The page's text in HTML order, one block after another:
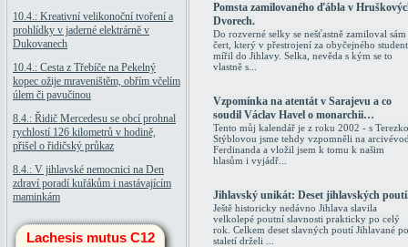
10.4.: Kreativní velikonoční tvoření a
prohlídky v jaderné elektrárně v
Dukovanech
10.4.: Cesta z Třebíče na Pekelný
kopec ožije mraveništěm, obřím včelím
úlem či pavučinou
8.4.: Řidič Mercedesu se obcí prohnal
rychlostí 126 kilometrů v hodině,
přišel o řidičský průkaz
8.4.: V jihlavské nemocnici na Den
zdraví poradí kuřákům i nastávajícím
maminkám
Lachesis mutus C12
Pomsta zamilovaného ďábla v
Dvorech.
Do rozverné selky se nešťastně zamiloval sám
čert, který v přestrojení za obyčejného
mířil do Jihlavy. Selka, nevěda s kým se to
vlastně s...
Vzpomínka na atentát v Sarajevu a co
soudil Václav Havel o monarchii…
Tento můj kalendář je z roku 2002 - s
Stýblovou jsme tehdy vzpomněli na
Ferdinanda a vložil jsem k tomu k našim
hlasům i vyjádř...
Jihlavský unikát: Deset jihlavských
Ještě historicky nedávno Jihlava slavila
velkolepé poutní slavnosti prakticky po celý
rok. Celkem deset slavných poutí Jihlavané po
staletí drželi ...